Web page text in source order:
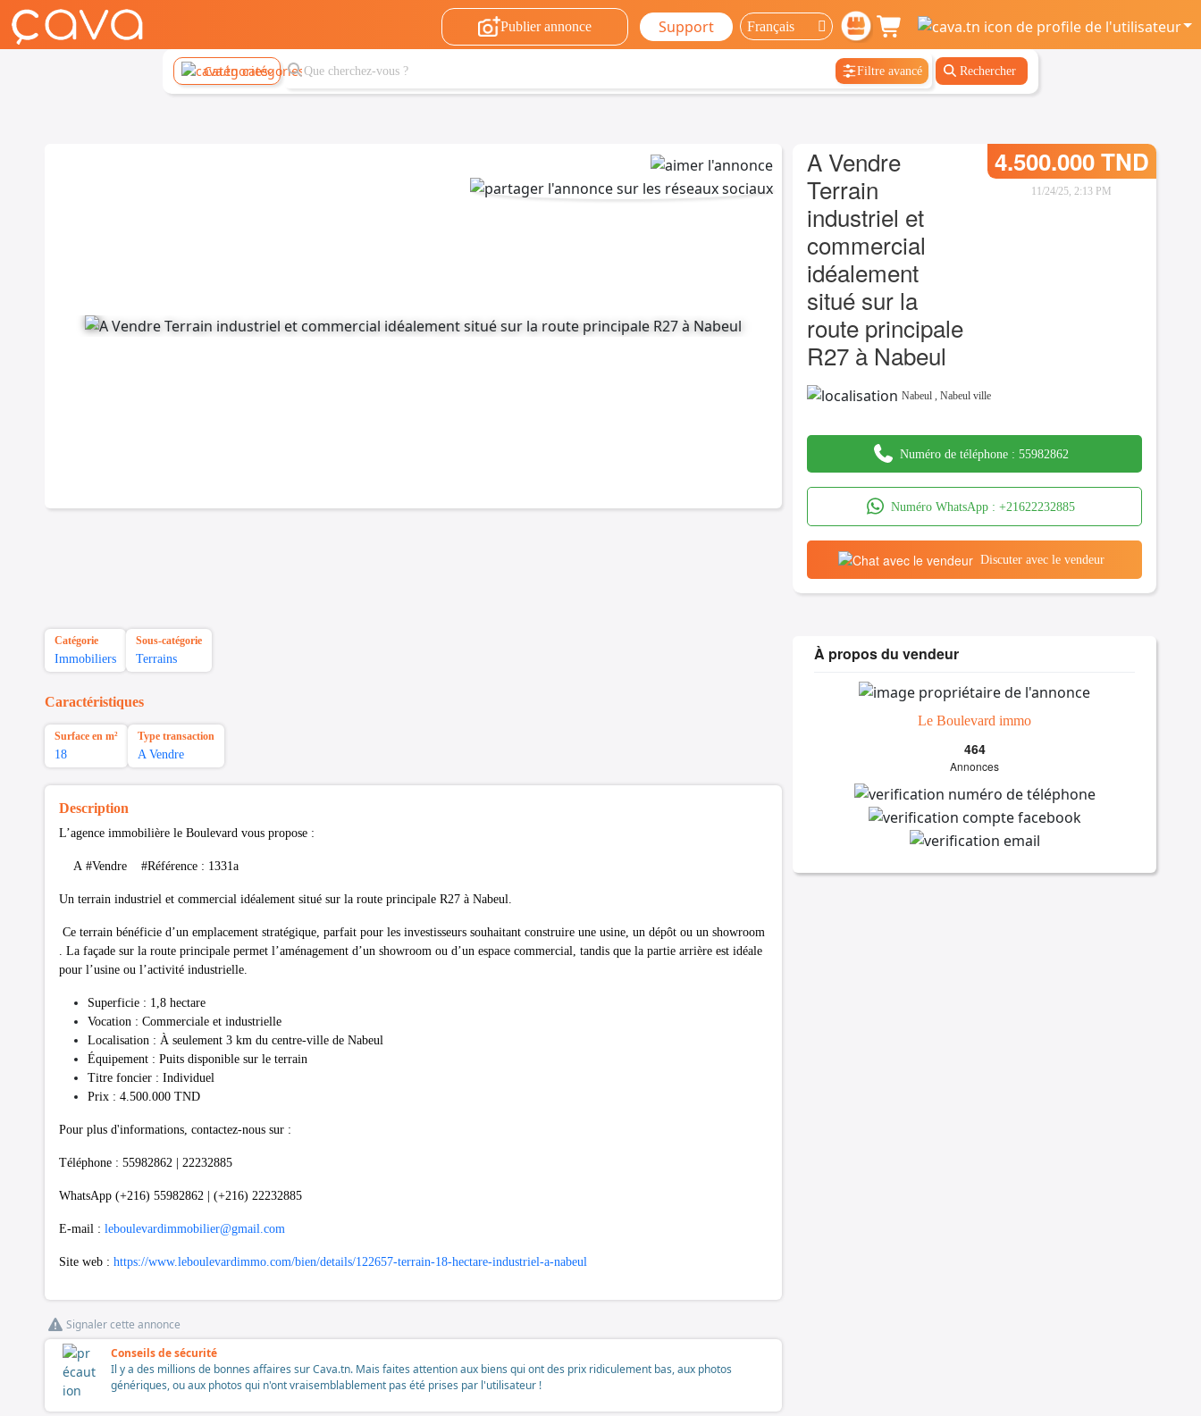
Publier annonce Support
Catégories Filtre avancé Rechercher
A Vendre
Terrain
industriel et
commercial
idéalement
situé sur la
route principale
R27 à Nabeul
4.500.000 TND
11/24/25, 2:13 PM
Nabeul ,Nabeul ville
Numéro de téléphone : 55982862
Numéro WhatsApp : +21622232885
Discuter avec le vendeur
Catégorie
Immobiliers
Sous-catégorie
Terrains
Caractéristiques
Surface en m²
18
Type transaction
A Vendre
Description
L’agence immobilière le Boulevard vous propose :
A #Vendre #Référence : 1331a
Un terrain industriel et commercial idéalement situé sur la route principale R27 à Nabeul.
Ce terrain bénéficie d’un emplacement stratégique, parfait pour les investisseurs souhaitant construire une usine, un dépôt ou un showroom
. La façade sur la route principale permet l’aménagement d’un showroom ou d’un espace commercial, tandis que la partie arrière est idéale
pour l’usine ou l’activité industrielle.
Superficie : 1,8 hectare
Vocation : Commerciale et industrielle
Localisation : À seulement 3 km du centre-ville de Nabeul
Équipement : Puits disponible sur le terrain
Titre foncier : Individuel
Prix : 4.500.000 TND
Pour plus d'informations, contactez-nous sur :
Téléphone : 55982862 | 22232885
WhatsApp (+216) 55982862 | (+216) 22232885
E-mail : leboulevardimmobilier@gmail.com
Site web : https://www.leboulevardimmo.com/bien/details/122657-terrain-18-hectare-industriel-a-nabeul
Signaler cette annonce
Conseils de sécurité
Il y a des millions de bonnes affaires sur Cava.tn. Mais faites attention aux biens qui ont des prix ridiculement bas, aux photos
génériques, ou aux photos qui n'ont vraisemblablement pas été prises par l'utilisateur !
À propos du vendeur
Le Boulevard immo
464
Annonces